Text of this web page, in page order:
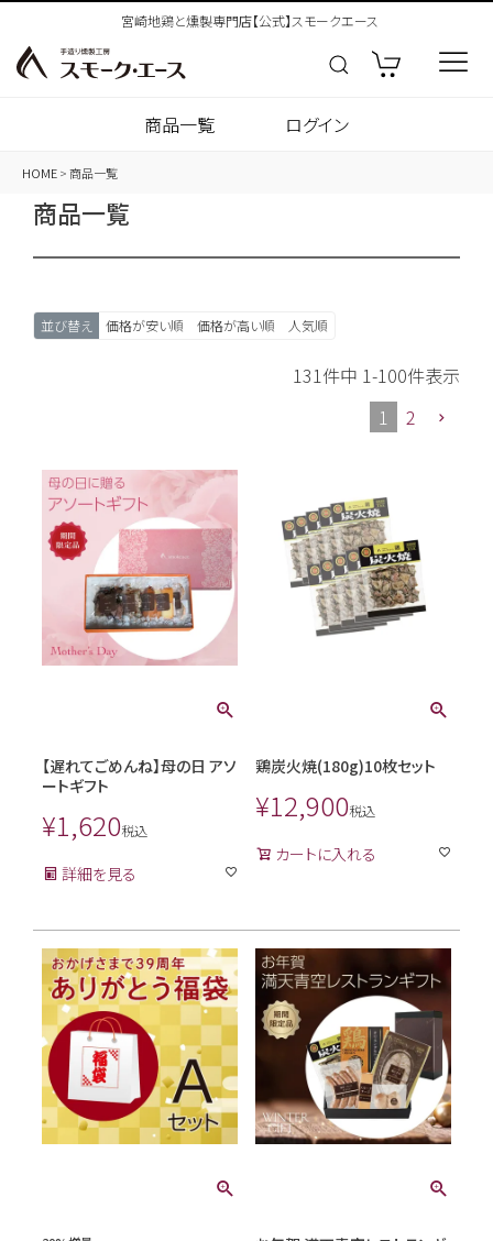
宮崎地鶏と燻製専門店【公式】スモークエース
商品一覧 ログイン
HOME 商品一覧
商品一覧
並び替え 価格が安い順 価格が高い順 人気順
131 件中 1-100件表示
1
2
【遅れてごめんね】母の日 アソ
ートギフト
¥1,620税込
詳細を見る
鶏炭火焼(180g)10枚セット
¥12,900税込
カートに入れる